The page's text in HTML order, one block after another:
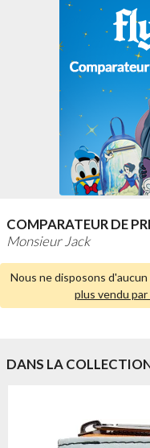
COMPARATEUR DE
Monsieur Jack
Nous ne disposons
plus vendu
DANS LA